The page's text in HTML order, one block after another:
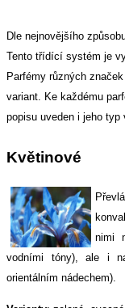
Dle nejnovějšího
Tento třídící systém je
Parfémy různých
variant. Ke každému
popisu uveden i jeho typ
Květinové
nimi
vodními tóny), ale i
orientálním nádechem).